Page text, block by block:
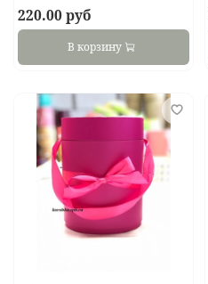
220.00 руб
В корзину